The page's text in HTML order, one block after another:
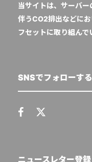
当サイトは、サーバ
伴うCO2排出などに
フセットに取り組んで
SNSでフォローする
ニュースレター登録